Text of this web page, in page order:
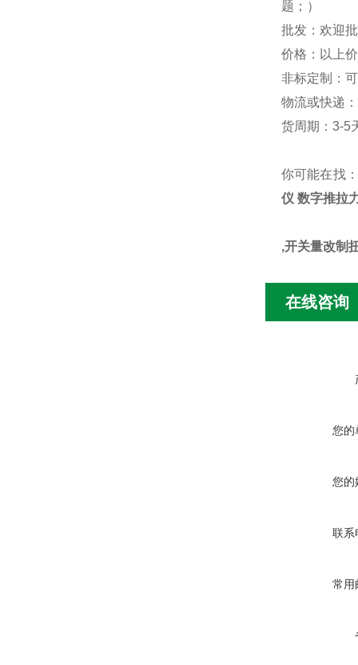
题；）
批发：欢迎
价格：以上
非标定制：
物流或快递
货周期：3-5
你可能在找
仪 数字推拉
,开关量改制
在线咨询
您的
您的
联系
常用